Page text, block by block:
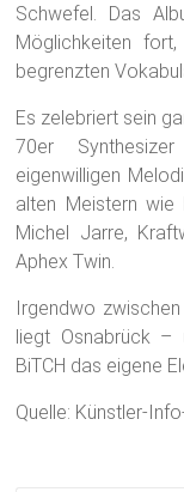
Schwefel. Das
Möglichkeiten
begrenzten
Es zelebriert sein
70er
eigenwilligen
alten Meistern wie
Michel Jarre,
Aphex Twin.
Irgendwo
liegt Osnabrück
BiTCH das eigene
Quelle: Künstler-